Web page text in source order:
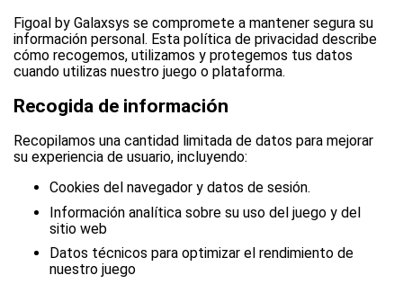
Figoal by Galaxsys se compromete a mantener segura su
información personal. Esta política de privacidad describe
cómo recogemos, utilizamos y protegemos tus datos
cuando utilizas nuestro juego o plataforma.
Recogida de información
Recopilamos una cantidad limitada de datos para mejorar
su experiencia de usuario, incluyendo:
Cookies del navegador y datos de sesión.
Información analítica sobre su uso del juego y del
sitio web
Datos técnicos para optimizar el rendimiento de
nuestro juego